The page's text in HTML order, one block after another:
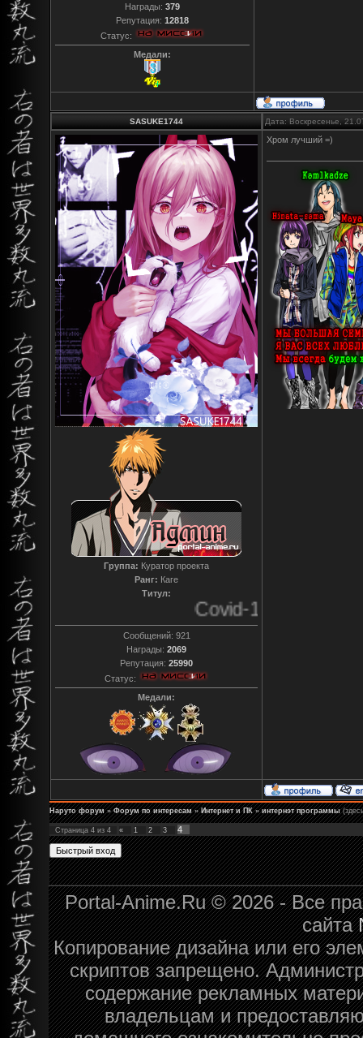
Награды: 379
Репутация: 12818
Статус:
Медали:
SASUKE1744 Дата: Воскресенье,
Группа: Куратор проекта
Ранг: Каге
Титул:
Covid-19
Сообщений: 921
Награды: 2069
Репутация: 25990
Статус:
Медали:
Хром лучший =)
Наруто форум » Форум по интересам » Интернет и ПК » интернэт программы
Страница 4 из 4 « 1 2 3 4
Portal-Anime.Ru © 2026 - Все
сайта
Копирование дизайна или его
скриптов запрещено.
содержание рекламных
владельцам и